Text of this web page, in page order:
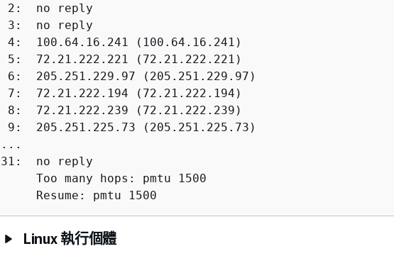
2:  no reply
3:  no reply
4:  100.64.16.241 (100.64.16.241)
5:  72.21.222.221 (72.21.222.221)
6:  205.251.229.97 (205.251.229.97)
7:  72.21.222.194 (72.21.222.194)
8:  72.21.222.239 (72.21.222.239)
9:  205.251.225.73 (205.251.225.73)
...
31:  no reply
     Too many hops: pmtu 1500
     Resume: pmtu 1500
Linux 執行個體